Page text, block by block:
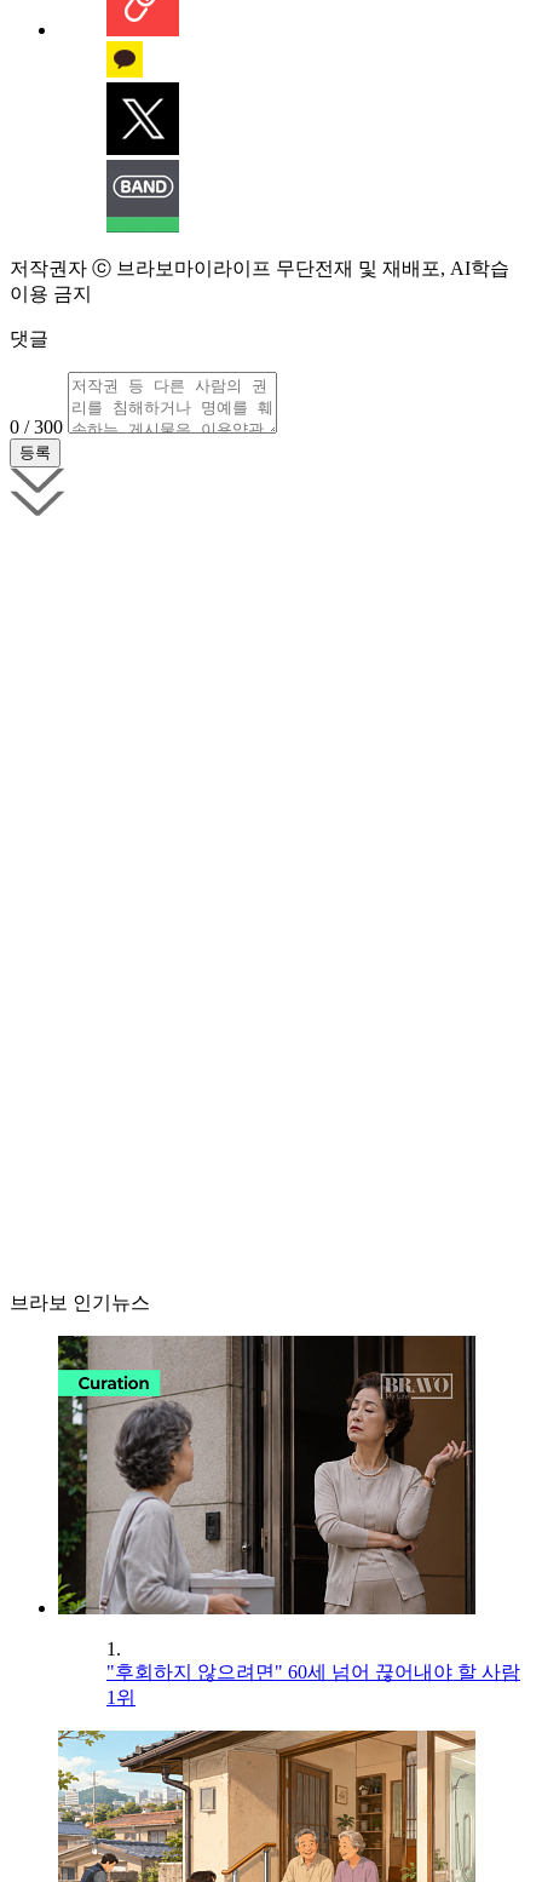
저작권자 ⓒ 브라보마이라이프 무단전재 및 재배포, AI학습
이용 금지
댓글
0 / 300
브라보 인기뉴스
1.
"후회하지 않으려면" 60세 넘어 끊어내야 할 사람
1위